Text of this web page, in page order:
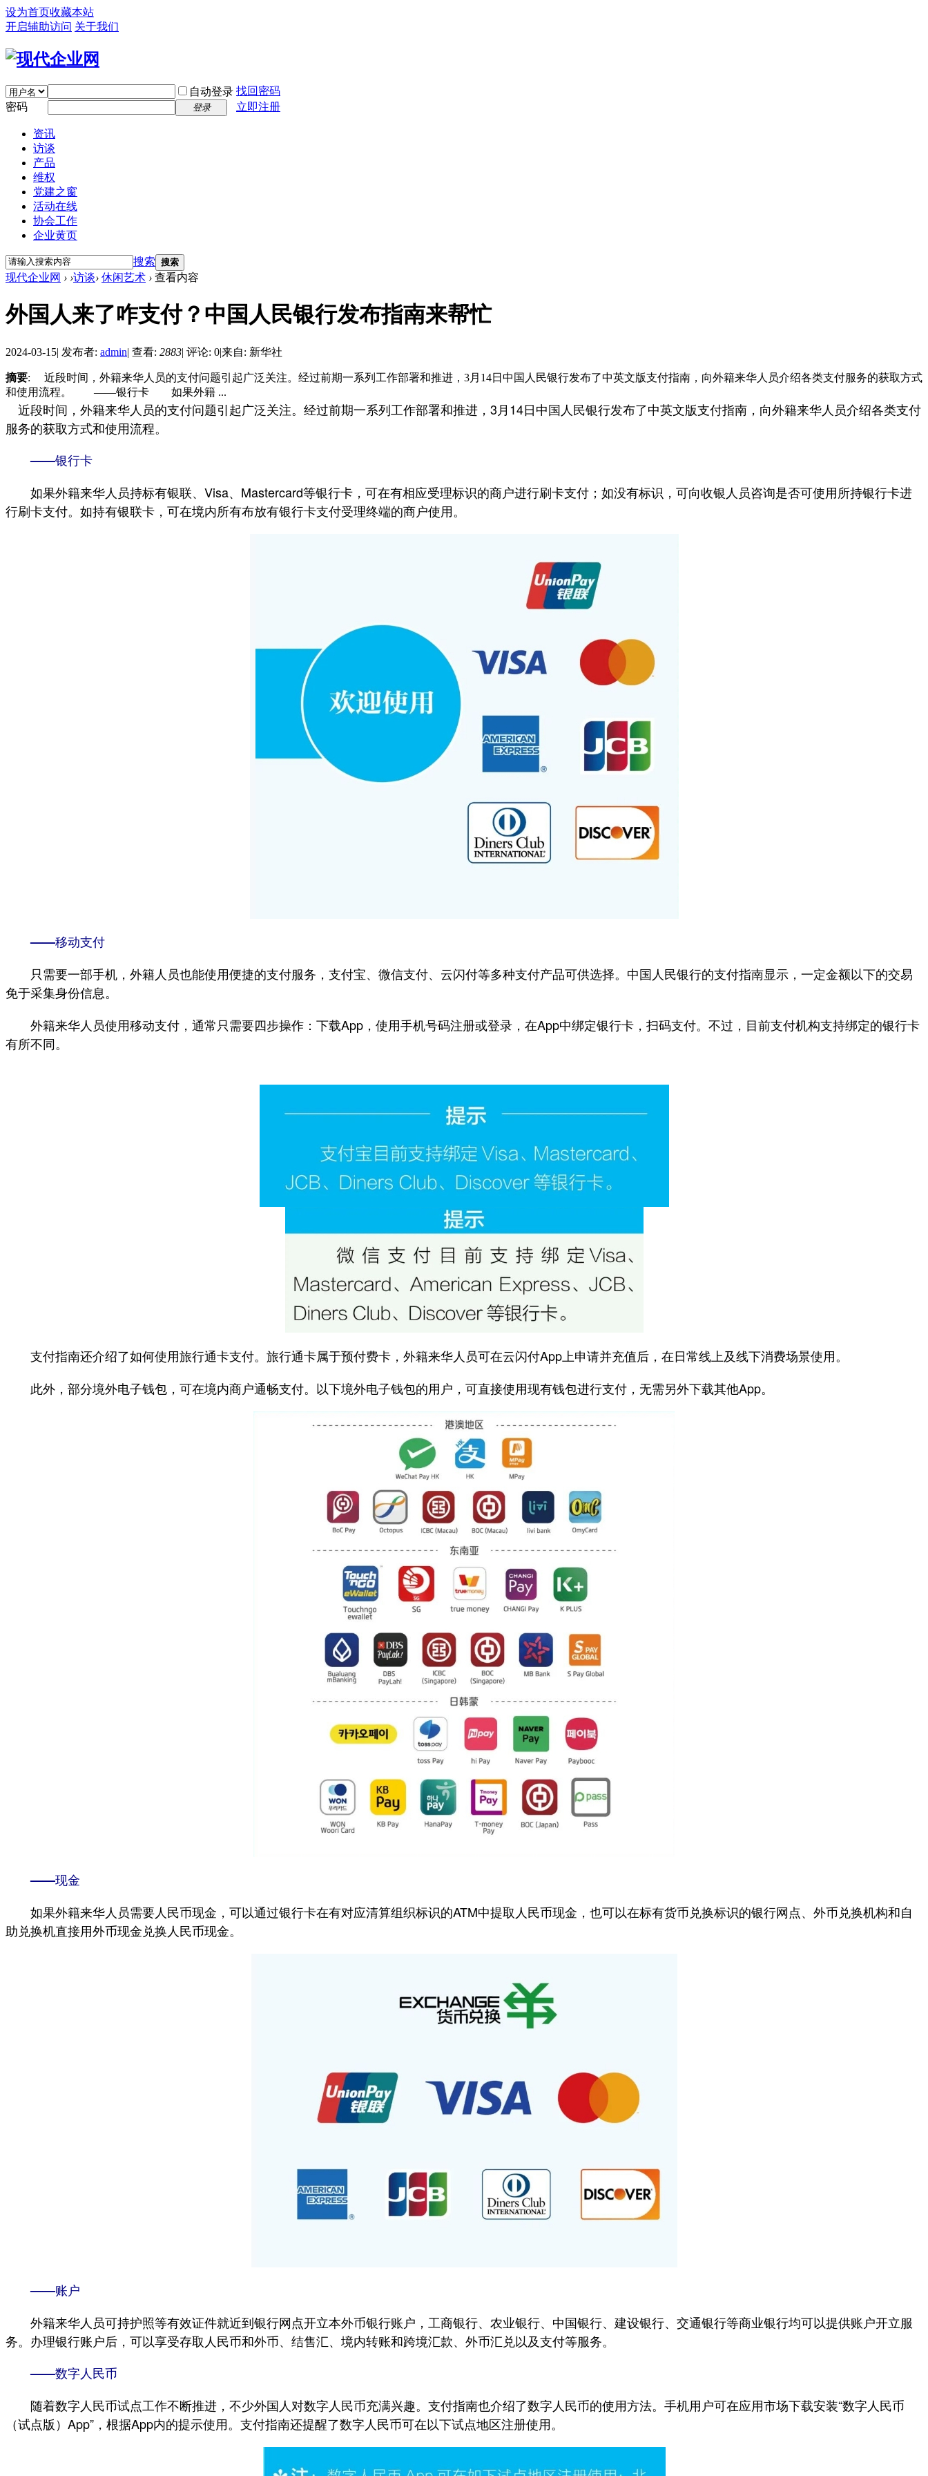
设为首页收藏本站
开启辅助访问 关于我们
自动登录 找回密码
密码
登录 立即注册
资讯
访谈
产品
维权
党建之窗
活动在线
协会工作
企业黄页
搜索 搜索
现代企业网 › ›访谈› 休闲艺术 › 查看内容
外国人来了咋支付？中国人民银行发布指南来帮忙
2024-03-15| 发布者: admin| 查看: 2883| 评论: 0|来自: 新华社
摘要: 近段时间，外籍来华人员的支付问题引起广泛关注。经过前期一系列工作部署和推进，3月14日中国人民银行发布了中英文版支付指南，向外籍来华人员介绍各类支付服务的获取方式
和使用流程。 ——银行卡 如果外籍 ...
近段时间，外籍来华人员的支付问题引起广泛关注。经过前期一系列工作部署和推进，3月14日中国人民银行发布了中英文版支付指南，向外籍来华人员介绍各类支付
服务的获取方式和使用流程。
——银行卡
如果外籍来华人员持标有银联、Visa、Mastercard等银行卡，可在有相应受理标识的商户进行刷卡支付；如没有标识，可向收银人员咨询是否可使用所持银行卡进
行刷卡支付。如持有银联卡，可在境内所有布放有银行卡支付受理终端的商户使用。
——移动支付
只需要一部手机，外籍人员也能使用便捷的支付服务，支付宝、微信支付、云闪付等多种支付产品可供选择。中国人民银行的支付指南显示，一定金额以下的交易
免于采集身份信息。
外籍来华人员使用移动支付，通常只需要四步操作：下载App，使用手机号码注册或登录，在App中绑定银行卡，扫码支付。不过，目前支付机构支持绑定的银行卡
有所不同。
支付指南还介绍了如何使用旅行通卡支付。旅行通卡属于预付费卡，外籍来华人员可在云闪付App上申请并充值后，在日常线上及线下消费场景使用。
此外，部分境外电子钱包，可在境内商户通畅支付。以下境外电子钱包的用户，可直接使用现有钱包进行支付，无需另外下载其他App。
——现金
如果外籍来华人员需要人民币现金，可以通过银行卡在有对应清算组织标识的ATM中提取人民币现金，也可以在标有货币兑换标识的银行网点、外币兑换机构和自
助兑换机直接用外币现金兑换人民币现金。
——账户
外籍来华人员可持护照等有效证件就近到银行网点开立本外币银行账户，工商银行、农业银行、中国银行、建设银行、交通银行等商业银行均可以提供账户开立服
务。办理银行账户后，可以享受存取人民币和外币、结售汇、境内转账和跨境汇款、外币汇兑以及支付等服务。
——数字人民币
随着数字人民币试点工作不断推进，不少外国人对数字人民币充满兴趣。支付指南也介绍了数字人民币的使用方法。手机用户可在应用市场下载安装“数字人民币
（试点版）App”，根据App内的提示使用。支付指南还提醒了数字人民币可在以下试点地区注册使用。